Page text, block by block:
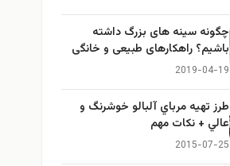
چگونه سینه های بزرگ داشته
باشیم؟ راهکارهای طبیعی و خانگی
برای بزرگ کردن سینه
2019-04-19
طرز تهيه مرباي آلبالو خوشرنگ و
عالي + نكات مهم
2015-07-25